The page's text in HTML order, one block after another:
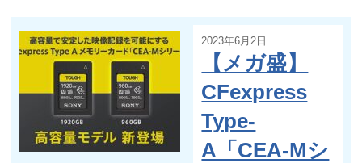
2023年6月2日
【メガ盛】
CFexpress
Type-
A「CEA-Mシ